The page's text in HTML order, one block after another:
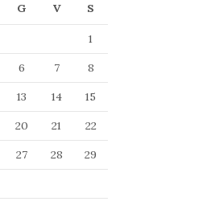
G V S
1
6 7
8
13 14
15
20 21
22
27 28
29